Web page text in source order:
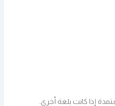
إذا كانت بلغة أخرى.